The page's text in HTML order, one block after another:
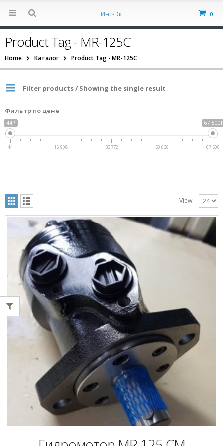
Инт-Эк 0
Product Tag - MR-125C
Home Каталог Product Tag - MR-125C
Filter products / Showing the single result
Фильтр по цене
44₽ 67 500₽
44 16 908 33 772 50 636 67 500
View: